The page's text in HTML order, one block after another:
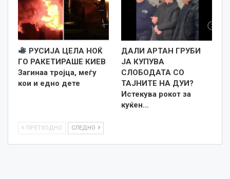
РУСИЈА ЦЕЛА НОЌ
ГО РАКЕТИРАШЕ КИЕВ
Загинаа тројца, меѓу
кои и едно дете
ДАЛИ АРТАН ГРУБИ
ЈА КУПУВА
СЛОБОДАТА СО
ТАЈНИТЕ НА ДУИ?
Истекува рокот за
куќен…
ПРЕТХОДНО СЛЕДНО